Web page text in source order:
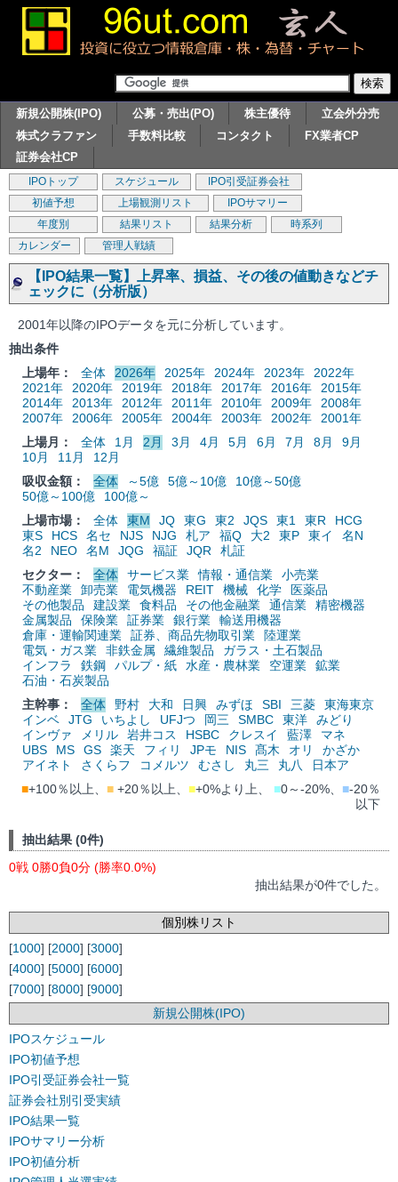
新規公開株(IPO) 公募・売出(PO) 株主優待
立会外分売
株式クラファン
手数料比較 コンタクト
FX業者CP
証券会社CP
IPOトップ スケジュール
IPO引受証券会社
初値予想
上場観測リスト
IPOサマリー
年度別
結果リスト 結果分析
時系列
カレンダー
管理人戦績
【IPO結果一覧】上昇率、損益、その後の値動きなどチ
ェックに（分析版）
2001年以降のIPOデータを元に分析しています。
抽出条件
上場年：
全体 2026年 2025年 2024年 2023年
2022年
2021年
2020年 2019年 2018年 2017年 2016年
2015年
2014年
2013年 2012年 2011年 2010年 2009年
2008年
2007年
2006年 2005年 2004年 2003年 2002年
2001年
上場月：
全体 1月 2月 3月 4月 5月 6月 7月 8月
9月
10月
11月
12月
吸収金額：
全体 ～5億 5億～10億
10億～50億
50億～100億
100億～
上場市場：
全体 東M JQ 東G 東2 JQS 東1 東R
HCG
東S
HCS 名セ NJS NJG 札ア 福Q 大2 東P 東イ
名N
名2
NEO 名M JQG 福証 JQR
札証
セクター：
全体 サービス業 情報・通信業
小売業
不動産業
卸売業 電気機器 REIT 機械 化学
医薬品
その他製品
建設業 食料品 その他金融業 通信業
精密機器
金属製品
保険業 証券業 銀行業
輸送用機器
倉庫・運輸関連業
証券、商品先物取引業
陸運業
電気・ガス業
非鉄金属 繊維製品
ガラス・土石製品
インフラ
鉄鋼 パルプ・紙 水産・農林業 空運業
鉱業
石油・石炭製品
主幹事：
全体 野村 大和 日興 みずほ SBI 三菱
東海東京
インベ
JTG いちよし UFJつ 岡三 SMBC 東洋
みどり
インヴァ
メリル 岩井コス HSBC クレスイ 藍澤
マネ
UBS
MS GS 楽天 フィリ JPモ NIS 髙木 オリ
かざか
アイネト
さくらフ コメルツ むさし 丸三 丸八
日本ア
■+100％以上、 ■ +20％以上、 ■+0%より上、 ■0～-20%、 ■-20％
以下
抽出結果 (0件)
0戦 0勝0負0分 (勝率0.0%)
抽出結果が0件でした。
個別株リスト
[1000] [2000] [3000]
[4000] [5000] [6000]
[7000] [8000] [9000]
新規公開株(IPO)
IPOスケジュール
IPO初値予想
IPO引受証券会社一覧
証券会社別引受実績
IPO結果一覧
IPOサマリー分析
IPO初値分析